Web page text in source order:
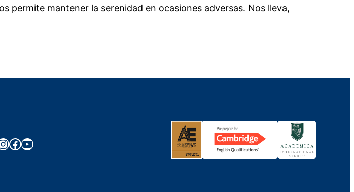
permite mantener la serenidad en ocasiones adversas. Nos lleva,
Facebook
YouTube